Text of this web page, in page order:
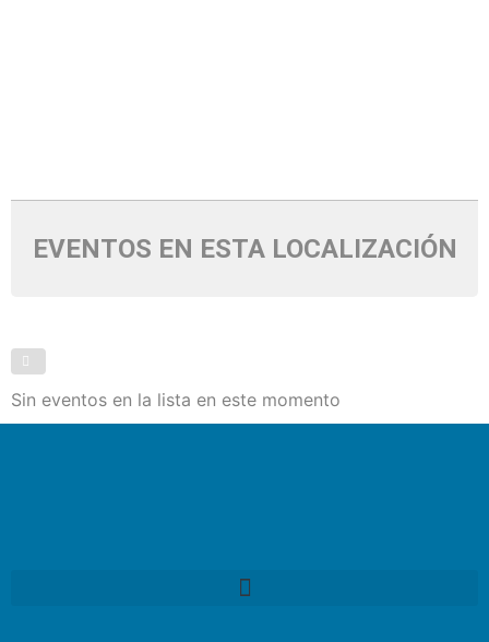
EVENTOS EN ESTA LOCALIZACIÓN
Sin eventos en la lista en este momento